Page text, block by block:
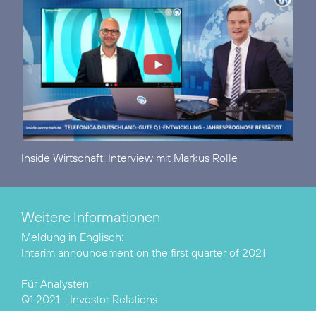
Inside Wirtschaft: Interview mit Markus Rolle
Weitere Informationen
Interim announcement on the first quarter of 2021
Q1 2021 - Investor Relations